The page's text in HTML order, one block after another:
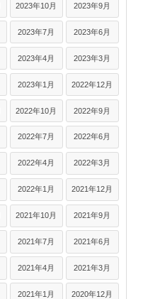
2023年10月 2023年9月
2023年7月 2023年6月
2023年4月 2023年3月
2023年1月 2022年12月
2022年10月 2022年9月
2022年7月 2022年6月
2022年4月 2022年3月
2022年1月 2021年12月
2021年10月 2021年9月
2021年7月 2021年6月
2021年4月 2021年3月
2021年1月 2020年12月